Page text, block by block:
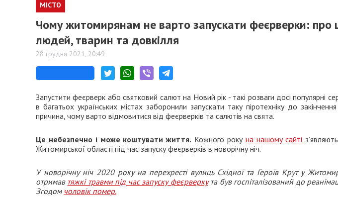
МІСТО
Чому житомирянам не варто запускати феєрверки: про
людей, тварин та довкілля
28 грудня 2021, 20:49
Запустити феєрверк або святковий салют на Новий рік - такі розваги досі популярні
в багатьох українських містах заборонили запускати таку піротехніку до
причина, чому варто відмовитися від феєрверків та салютів на свята.
Це небезпечно і може коштувати життя. Кожного року на нашому сайті
Житомирської області під час запуску феєрверків в новорічну ніч.
У новорічну ніч 2020 року на перехресті вулиць Східної та Героїв Крут у
отримав тяжкі травми під час запуску феєрверкута був госпіталізований до
Згодом чоловік помер.